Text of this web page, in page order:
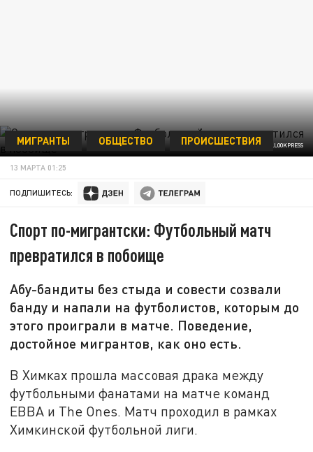
ФОТО: IMAGO/GRAHAM HUNT/GLOBALLOOKPRESS
МИГРАНТЫ ОБЩЕСТВО ПРОИСШЕСТВИЯ
13 МАРТА 01:25
ПОДПИШИТЕСЬ:
Спорт по-мигрантски: Футбольный матч
превратился в побоище
Абу-бандиты без стыда и совести созвали
банду и напали на футболистов, которым до
этого проиграли в матче. Поведение,
достойное мигрантов, как оно есть.
В Химках прошла массовая драка между
футбольными фанатами на матче команд
ЕВВА и The Ones. Матч проходил в рамках
Химкинской футбольной лиги.